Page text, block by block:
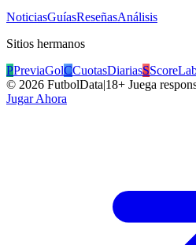
NoticiasGuíasReseñasAnálisis
Sitios hermanos
PPreviaGolCCuotasDiariasS
© 2026 FutbolData|18+ Juega
Jugar Ahora